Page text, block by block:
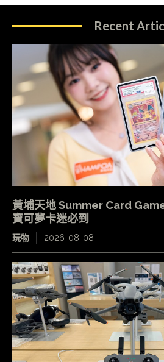
Recent
黃埔天地 Summer Card
寶可夢卡迷必到
玩物 2026-08-08